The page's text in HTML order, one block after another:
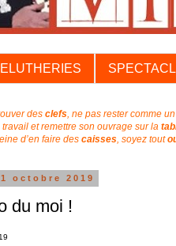
des clefs, ne pas rester comme un
et remettre son ouvrage sur la
d’en faire des caisses, soyez tout
octobre 2019
du moi !